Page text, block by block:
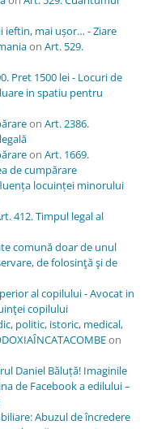
ieftin, mai ușor… - Ziare
on Art. 529.
Pret 1500 lei - Locuri de
in spatiu pentru
on Art. 2386.
on Art. 1669.
de cumpărare
locuinței minorului
412. Timpul legal al
comună doar de unul
de folosinţă şi de
al copilului - Avocat in
copilului
politic, istoric, medical,
on
Daniel Băluță! Imaginile
de Facebook a edilului –
Abuzul de încredere